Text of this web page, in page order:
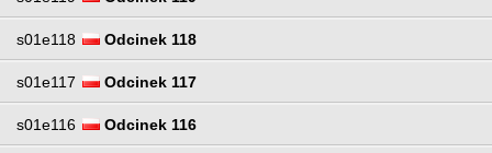
s01e118 Odcinek 118
s01e117 Odcinek 117
s01e116 Odcinek 116